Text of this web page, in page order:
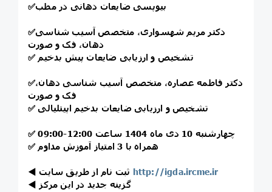
✅بیوپسی ضایعات دهانی در مطب
✅دکتر مریم شهسواری، متخصص آسیب شناسی
دهان، فک و صورت
✅ تشخیص و ارزیابی ضایعات پیش بدخیم
✅دکتر فاطمه عصاره، متخصص آسیب شناسی دهان،
فک و صورت
✅ تشخیص و ارزیابی ضایعات بدخیم اپیتلیالی
✅
چهارشنبه 10 دی ماه 1404 ساعت 12:00-09:00
✅
همراه با 3 امتیاز آموزش مداوم
◀️
http://igda.ircme.ir
◀️ گزینه جدید در این مرکز